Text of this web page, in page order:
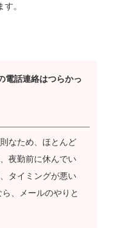
。
電話連絡はつらかっ
なため、ほとんど
夜勤前に休んでい
タイミングが悪い
、メールのやりと